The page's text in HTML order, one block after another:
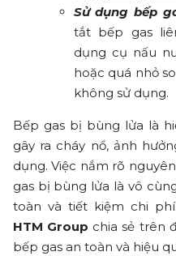
Sử dụng bếp
tắt bếp gas
dụng cụ nấu
hoặc quá nhỏ
không sử dụng.
Bếp gas bị bùng lửa là
gây ra cháy nổ, ảnh
dụng. Việc nắm rõ
gas bị bùng lửa là vô
toàn và tiết kiệm chi
HTM Group chia sẻ trên
bếp gas an toàn và hiệu